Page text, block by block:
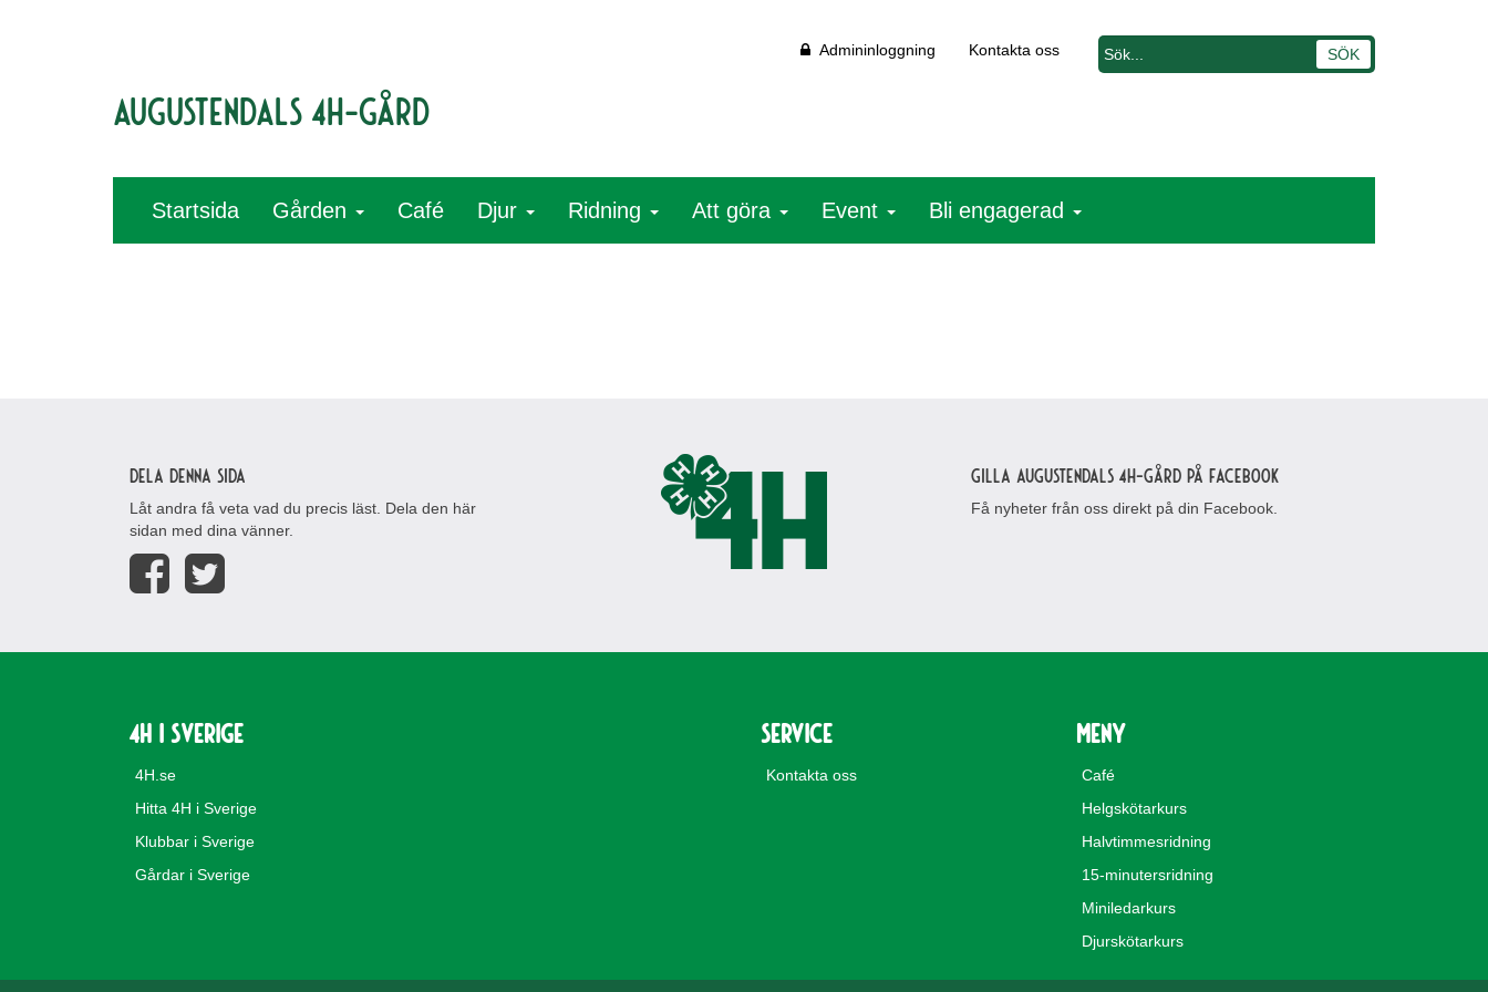
Augustendals 4H-gård
Admininloggning Kontakta oss
Startsida Gården Café Djur Ridning Att göra Event Bli engagerad
Dela denna sida
Låt andra få veta vad du precis läst. Dela den här
sidan med dina vänner.
Gilla Augustendals 4H-gård på Facebook
Få nyheter från oss direkt på din Facebook.
4H i Sverige
4H.se
Hitta 4H i Sverige
Klubbar i Sverige
Gårdar i Sverige
Service
Kontakta oss
Meny
Café
Helgskötarkurs
Halvtimmesridning
15-minutersridning
Miniledarkurs
Djurskötarkurs